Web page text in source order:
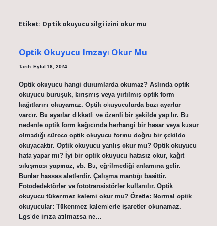
Etiket: Optik okuyucu silgi izini okur mu
Optik Okuyucu Imzayı Okur Mu
Tarih: Eylül 16, 2024
Optik okuyucu hangi durumlarda okumaz? Aslında optik
okuyucu buruşuk, kırışmış veya yırtılmış optik form
kağıtlarını okuyamaz. Optik okuyucularda bazı ayarlar
vardır. Bu ayarlar dikkatli ve özenli bir şekilde yapılır. Bu
nedenle optik form kağıdında herhangi bir hasar veya kusur
olmadığı sürece optik okuyucu formu doğru bir şekilde
okuyacaktır. Optik okuyucu yanlış okur mu? Optik okuyucu
hata yapar mı? İyi bir optik okuyucu hatasız okur, kağıt
sıkışması yapmaz, vb. Bu, eğrilmediği anlamına gelir.
Bunlar hassas aletlerdir. Çalışma mantığı basittir.
Fotodedektörler ve fototransistörler kullanılır. Optik
okuyucu tükenmez kalemi okur mu? Özetle: Normal optik
okuyucular: Tükenmez kalemlerle işaretler okunamaz.
Lgs’de imza atılmazsa ne…